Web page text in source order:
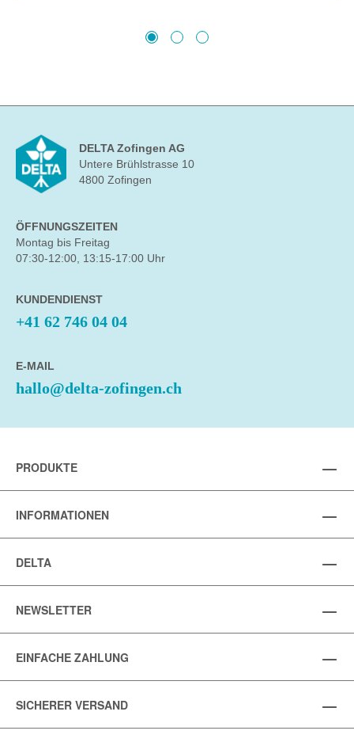
DELTA Zofingen AG
Untere Brühlstrasse 10
4800 Zofingen
ÖFFNUNGSZEITEN
Montag bis Freitag
07:30-12:00, 13:15-17:00 Uhr
KUNDENDIENST
+41 62 746 04 04
E-MAIL
hallo@delta-zofingen.ch
PRODUKTE
INFORMATIONEN
DELTA
NEWSLETTER
EINFACHE ZAHLUNG
SICHERER VERSAND